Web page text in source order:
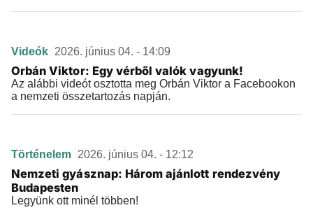
Videók 2026. június 04. - 14:09
Orbán Viktor: Egy vérből valók vagyunk!
Az alábbi videót osztotta meg Orbán Viktor a Facebookon
a nemzeti összetartozás napján.
Történelem 2026. június 04. - 12:12
Nemzeti gyásznap: Három ajánlott rendezvény
Budapesten
Legyünk ott minél többen!